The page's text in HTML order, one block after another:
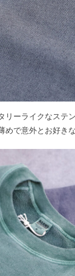
リーライクなステ
めで意外とお好き